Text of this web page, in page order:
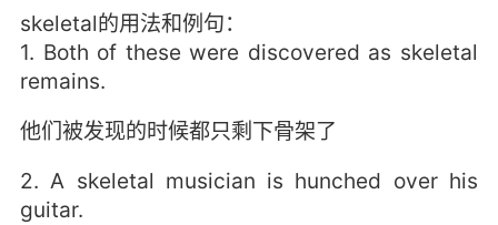
skeletal的用法和例句：
1. Both of these were discovered as skeletal
remains.
他们被发现的时候都只剩下骨架了
2. A skeletal musician is hunched over his
guitar.